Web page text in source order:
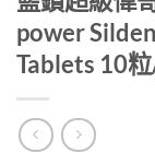
power
Tablets 10